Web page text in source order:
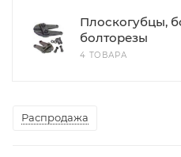
Плоскогубцы,
болторезы
4 ТОВАРА
Распродажа